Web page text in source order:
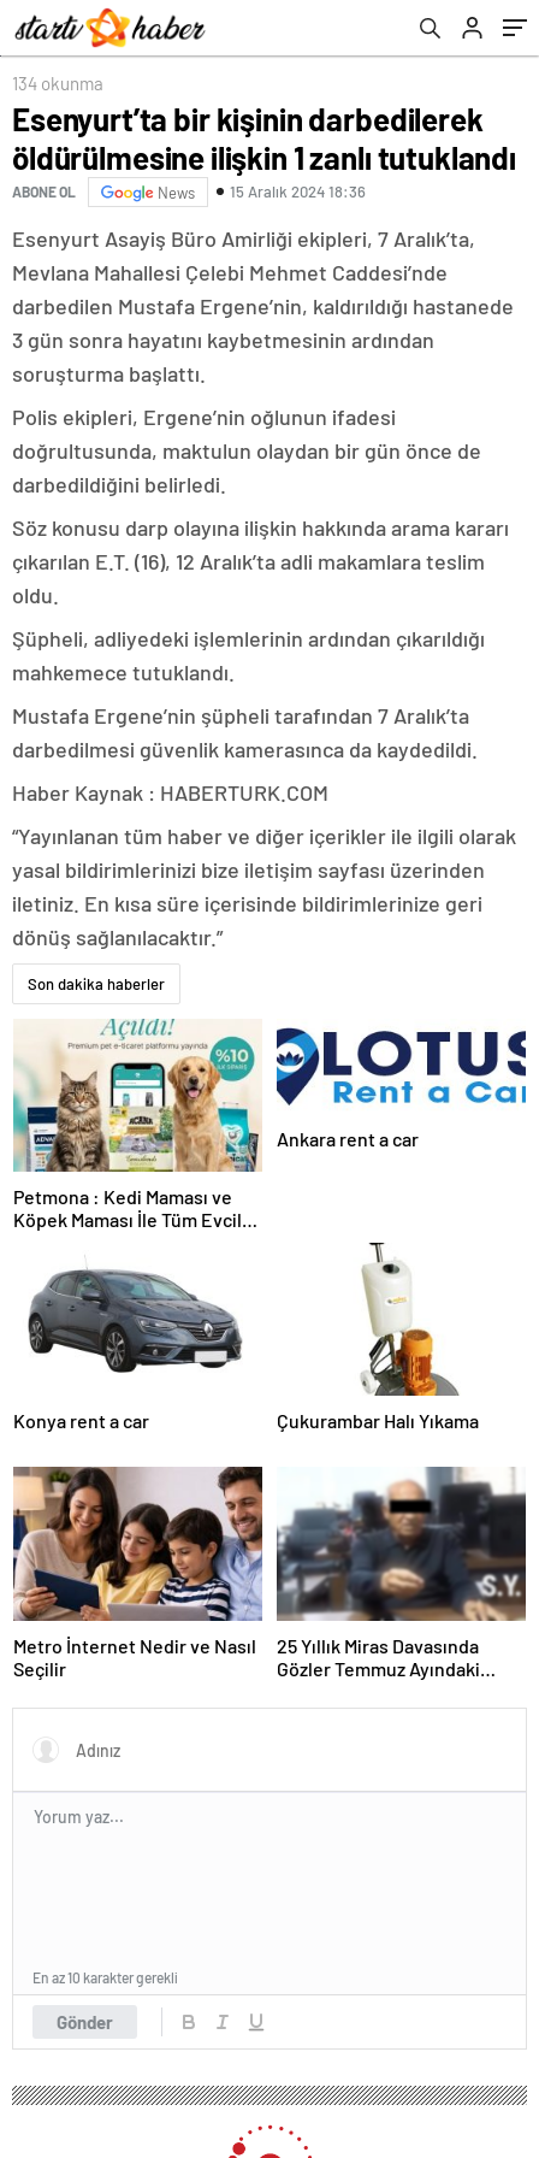
134 okunma
Esenyurt’ta bir kişinin darbedilerek
öldürülmesine ilişkin 1 zanlı tutuklandı
ABONE OL News 15 Aralık 2024 18:36
Esenyurt Asayiş Büro Amirliği ekipleri, 7 Aralık’ta,
Mevlana Mahallesi Çelebi Mehmet Caddesi’nde
darbedilen Mustafa Ergene’nin, kaldırıldığı hastanede
3 gün sonra hayatını kaybetmesinin ardından
soruşturma başlattı.
Polis ekipleri, Ergene’nin oğlunun ifadesi
doğrultusunda, maktulun olaydan bir gün önce de
darbedildiğini belirledi.
Söz konusu darp olayına ilişkin hakkında arama kararı
çıkarılan E.T. (16), 12 Aralık’ta adli makamlara teslim
oldu.
Şüpheli, adliyedeki işlemlerinin ardından çıkarıldığı
mahkemece tutuklandı.
Mustafa Ergene’nin şüpheli tarafından 7 Aralık’ta
darbedilmesi güvenlik kamerasınca da kaydedildi.
Haber Kaynak : HABERTURK.COM
“Yayınlanan tüm haber ve diğer içerikler ile ilgili olarak
yasal bildirimlerinizi bize iletişim sayfası üzerinden
iletiniz. En kısa süre içerisinde bildirimlerinize geri
dönüş sağlanılacaktır.”
Son dakika haberler
Petmona : Kedi Maması ve
Köpek Maması İle Tüm Evcil
Ankara rent a car
Konya rent a car Çukurambar Halı Yıkama
Metro İnternet Nedir ve Nasıl
Seçilir
25 Yıllık Miras Davasında
Gözler Temmuz Ayındaki
Gönder
En az 10 karakter gerekli